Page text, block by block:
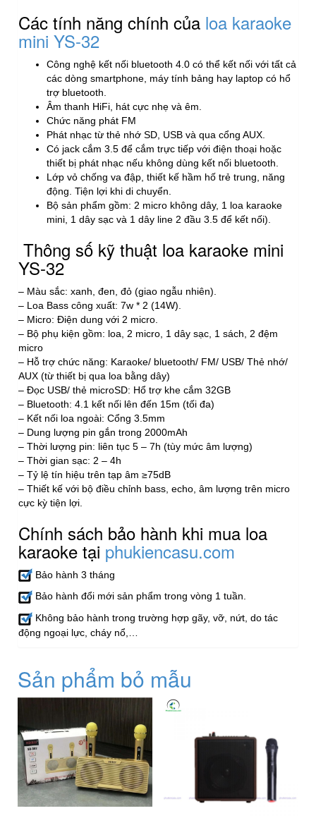
Các tính năng chính của loa karaoke
mini YS-32
Công nghệ kết nối bluetooth 4.0 có thể kết nối với tất cả
các dòng smartphone, máy tính bảng hay laptop có hổ
trợ bluetooth.
Âm thanh HiFi, hát cực nhẹ và êm.
Chức năng phát FM
Phát nhạc từ thẻ nhớ SD, USB và qua cổng AUX.
Có jack cắm 3.5 để cắm trực tiếp với điện thoại hoặc
thiết bị phát nhạc nếu không dùng kết nối bluetooth.
Lớp vỏ chống va đập, thiết kế hầm hố trẻ trung, năng
động. Tiện lợi khi di chuyển.
Bộ sản phẩm gồm: 2 micro không dây, 1 loa karaoke
mini, 1 dây sạc và 1 dây line 2 đầu 3.5 để kết nối).
Thông số kỹ thuật loa karaoke mini
YS-32
– Màu sắc: xanh, đen, đỏ (giao ngẫu nhiên).
– Loa Bass công xuất: 7w * 2 (14W).
– Micro: Điện dung với 2 micro.
– Bộ phụ kiện gồm: loa, 2 micro, 1 dây sạc, 1 sách, 2 đệm
micro
– Hỗ trợ chức năng: Karaoke/ bluetooth/ FM/ USB/ Thẻ nhớ/
AUX (từ thiết bị qua loa bằng dây)
– Đọc USB/ thẻ microSD: Hổ trợ khe cắm 32GB
– Bluetooth: 4.1 kết nối lên đến 15m (tối đa)
– Kết nối loa ngoài: Cổng 3.5mm
– Dung lượng pin gắn trong 2000mAh
– Thời lượng pin: liên tục 5 – 7h (tùy mức âm lượng)
– Thời gian sạc: 2 – 4h
– Tỷ lệ tín hiệu trên tạp âm ≥75dB
– Thiết kế với bộ điều chỉnh bass, echo, âm lượng trên micro
cực kỳ tiện lợi.
Chính sách bảo hành khi mua loa
karaoke tại phukiencasu.com
Bảo hành 3 tháng
Bảo hành đổi mới sản phẩm trong vòng 1 tuần.
Không bảo hành trong trường hợp gãy, vỡ, nứt, do tác
động ngoại lực, cháy nổ,…
Sản phẩm bỏ mẫu